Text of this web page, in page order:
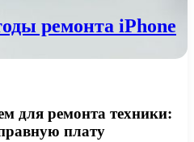
ремонта iPhone
для ремонта техники:
плату